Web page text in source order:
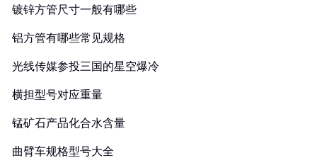
镀锌方管尺寸一般有哪些
铝方管有哪些常见规格
光线传媒参投三国的星空爆冷
横担型号对应重量
锰矿石产品化合水含量
曲臂车规格型号大全